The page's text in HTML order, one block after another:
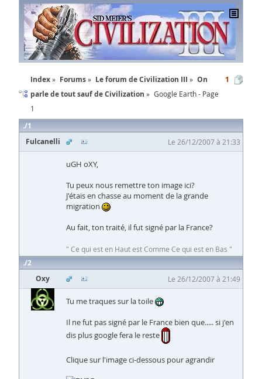
Index Forums Le forum de Civilization III
On
parle de tout sauf de Civilization
Google Earth - Page
1
1
1
Fulcanelli
Le 26/12/2007 à 21:33
uGH oXY,
Tu peux nous remettre ton image ici?
J'étais en chasse au moment de la grande
migration
Au fait, ton traité, il fut signé par la France?
" Ce qui est en Haut est Comme Ce qui est en Bas "
2
Oxy
Le 26/12/2007 à 21:49
Tu me traques sur la toile
Il ne fut pas signé par le France bien que..... si j'en
dis plus google fera le reste
Clique sur l'image ci-dessous pour agrandir